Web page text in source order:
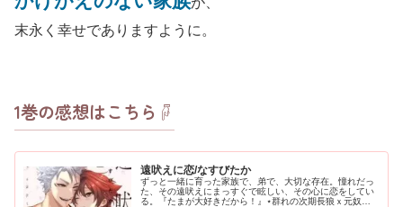
末永く幸せでありますように。
1巻の感想はこちら☟
遠吠えに恋/なすびたか
ずっと一緒に育った家族で、弟で、大切な存在。憧れだっ
た、その遠吠えにまっすぐで眩しい、その心に恋をしてい
る。『たまが大好きだから！』⋆群れの次期長狼ｘ元奴隷